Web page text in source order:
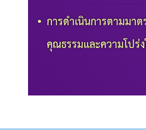
การดำเนินการตามมาต
คุณธรรมและความโปร่